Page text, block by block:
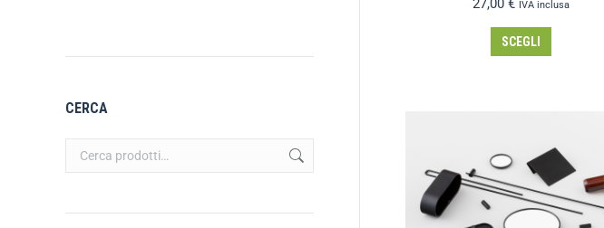
27,00 € IVA inclusa
SCEGLI
CERCA